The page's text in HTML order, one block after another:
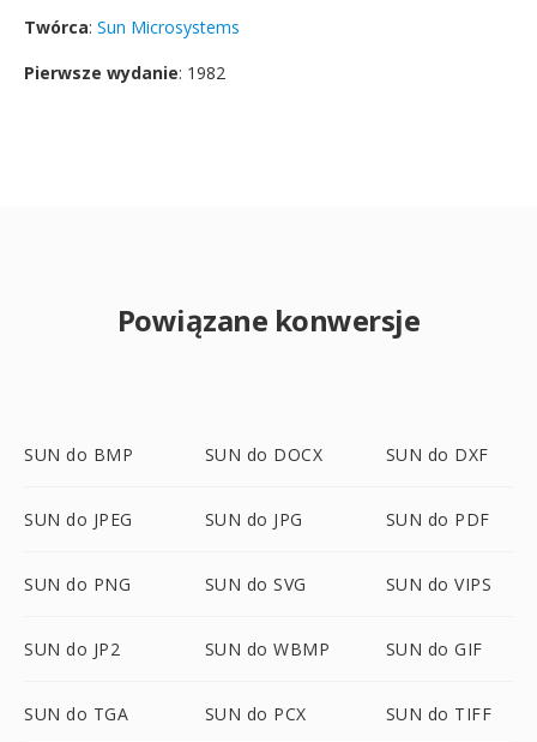
Twórca: Sun Microsystems
Pierwsze wydanie: 1982
Powiązane konwersje
SUN do BMP SUN do DOCX SUN do DXF
SUN do JPEG SUN do JPG SUN do PDF
SUN do PNG SUN do SVG SUN do VIPS
SUN do JP2 SUN do WBMP SUN do GIF
SUN do TGA SUN do PCX SUN do TIFF